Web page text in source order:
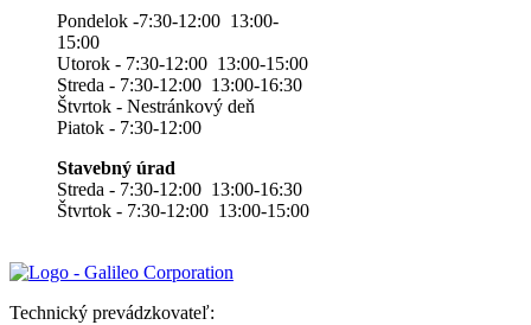
Pondelok -7:30-12:00 13:00-
15:00
Utorok - 7:30-12:00 13:00-15:00
Streda - 7:30-12:00 13:00-16:30
Štvrtok - Nestránkový deň
Piatok - 7:30-12:00
Stavebný úrad
Streda - 7:30-12:00 13:00-16:30
Štvrtok - 7:30-12:00 13:00-15:00
Technický prevádzkovateľ: